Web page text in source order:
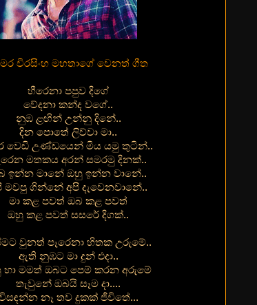
වීරසිංහ මහතාගේ වෙනත් ගීත
හීරෙනා පපුව දිගේ
වේදනා කන්ද වගේ..
නුඹ ළඟින් උන්නු දිනේ..
දින පොතේ ලිව්වා මා..
වෙඩි උණ්ඩයෙන් මිය යමු තුටින්..
මතකය අරන් සමරමු දිනක්..
ඉන්න මානේ ඔහු ඉන්න වානේ..
මවපු ගින්නේ අපි දැවෙනවානේ..
මා කළ පවත් ඔබ කළ පවත්
ඔහු කළ පවත් සසරේ දිගක්..
වුනත් පෑරෙනා හිතක උරුමේ..
ඇති නුඹට මා දුන් එදා..
හා මමත් ඔබට පෙම් කරන අරුමේ
තැවුනේ ඔබයි සෑම දා....
නෑ තව දුකක් ජීවිතේ...